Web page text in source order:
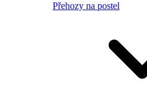
Přehozy na postel